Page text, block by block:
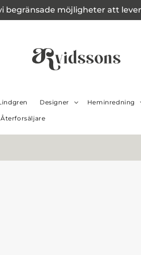
begränsade möjligheter att
Designer Heminredning
Återforsäljare